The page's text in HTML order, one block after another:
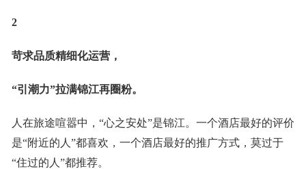
2
苛求品质精细化运营，
“引潮力”拉满锦江再圈粉。
人在旅途喧嚣中，“心之安处”是锦江。一个酒店最好的评价
是“附近的人”都喜欢，一个酒店最好的推广方式，莫过于
“住过的人”都推荐。